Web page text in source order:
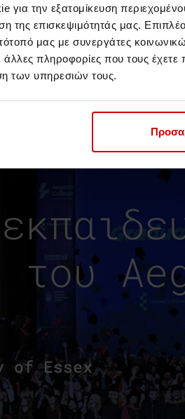
για την εξατομίκευση
της επισκεψιμότητάς μας.
μας με συνεργάτες
πληροφορίες που τους
των υπηρεσιών τους.
του
of Essex